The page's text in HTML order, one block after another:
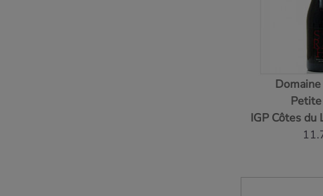
IGP Côtes